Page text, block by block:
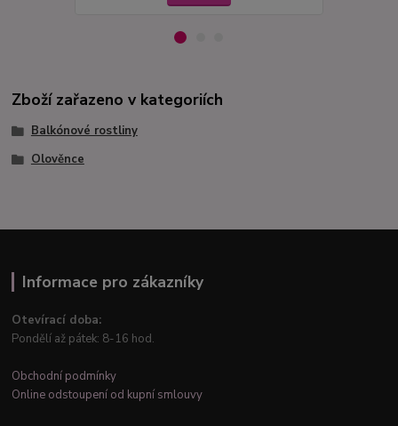
Zboží zařazeno v kategoriích
Balkónové rostliny
Olověnce
Informace pro zákazníky
Otevírací doba:
Pondělí až pátek: 8-16 hod.
Obchodní podmínky
Online odstoupení od kupní smlouvy